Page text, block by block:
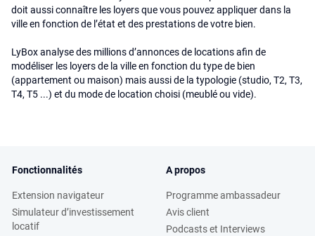
doit aussi connaître les loyers que vous pouvez appliquer dans la
ville en fonction de l’état et des prestations de votre bien.
LyBox analyse des millions d’annonces de locations afin de
modéliser les loyers de la ville en fonction du type de bien
(appartement ou maison) mais aussi de la typologie (studio, T2, T3,
T4, T5 ...) et du mode de location choisi (meublé ou vide).
Fonctionnalités
Extension navigateur
Simulateur d’investissement
locatif
A propos
Programme ambassadeur
Avis client
Podcasts et Interviews